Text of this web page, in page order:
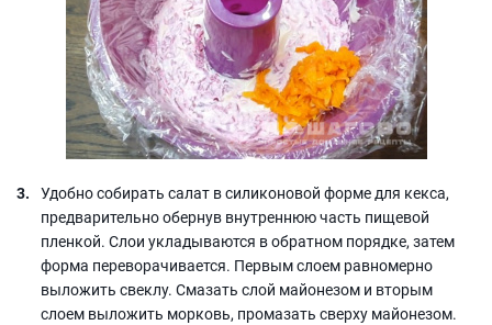
Удобно собирать салат в силиконовой форме для кекса,
предварительно обернув внутреннюю часть пищевой
пленкой. Слои укладываются в обратном порядке, затем
форма переворачивается. Первым слоем равномерно
выложить свеклу. Смазать слой майонезом и вторым
слоем выложить морковь, промазать сверху майонезом.